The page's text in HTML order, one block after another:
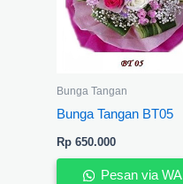
Bunga Tangan
Bunga Tangan BT05
Rp650.000
Pesan via WA